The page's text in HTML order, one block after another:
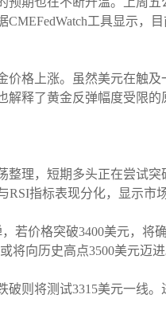
工具显示，
价格上涨。虽然美元在触
释了黄金反弹幅度受限的
整理，短期多头正在尝试
指标表现分化，显示市
若价格突破3400美元，
将向历史高点3500美元迈进
破则将测试3315美元一线